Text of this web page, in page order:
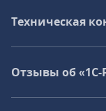
Техническая
Отзывы об «1С-